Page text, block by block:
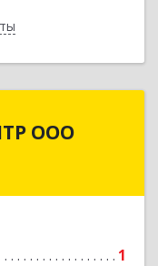
ООО
1
ООО